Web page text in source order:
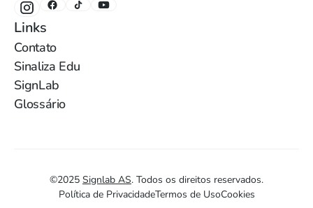
Links
Contato
Sinaliza Edu
SignLab
Glossário
©2025 Signlab AS. Todos os direitos reservados.
Política de PrivacidadeTermos de UsoCookies